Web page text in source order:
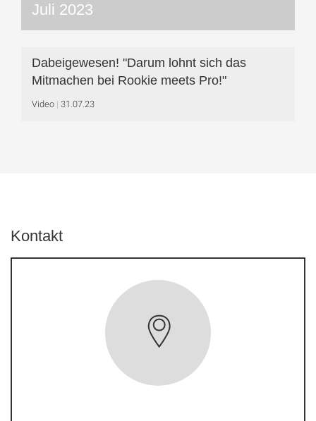
Juli 2023
Dabeigewesen! "Darum lohnt sich das
Mitmachen bei Rookie meets Pro!"
Video 31.07.23
Kontakt